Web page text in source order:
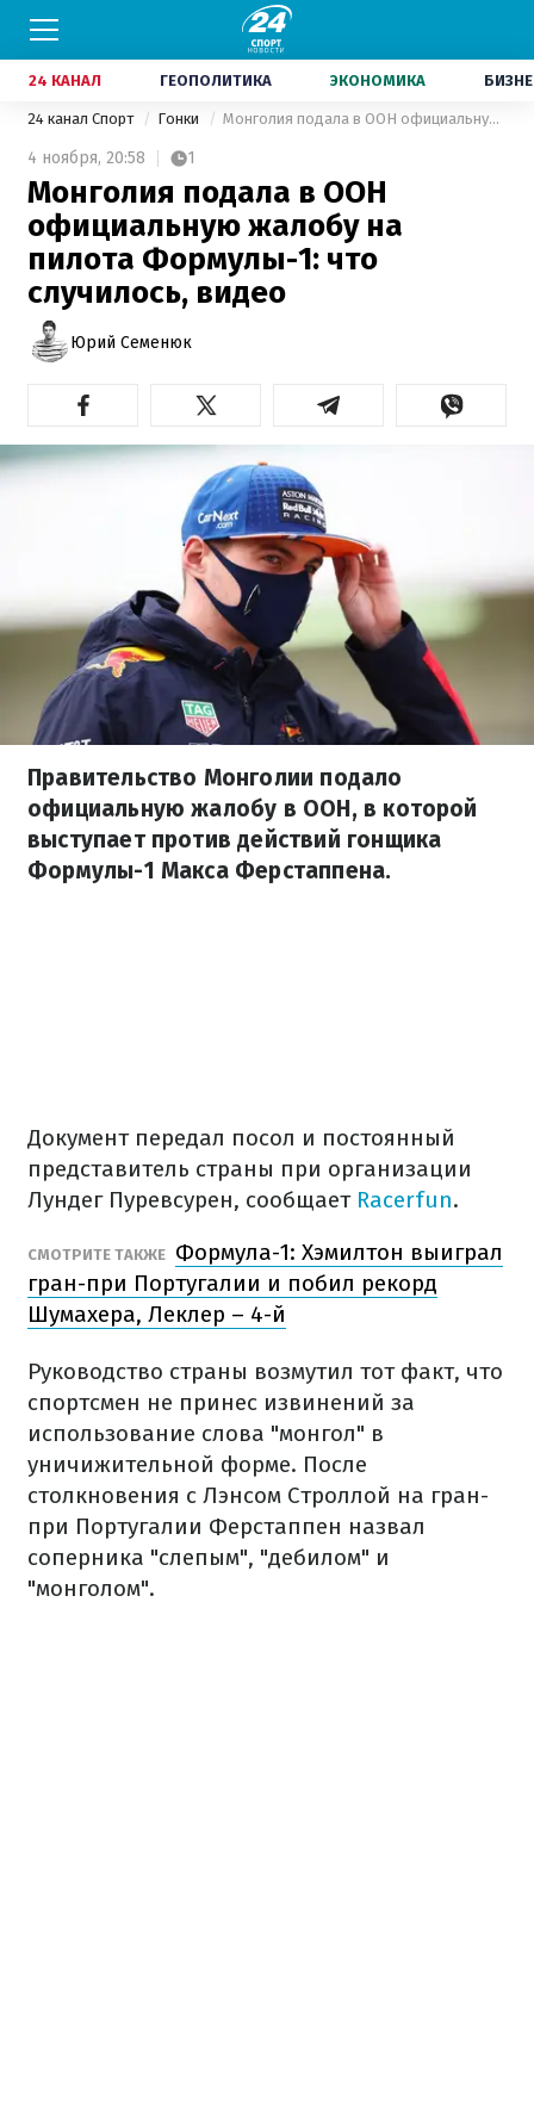
24 КАНАЛ ГЕОПОЛИТИКА ЭКОНОМИКА
24 канал Спорт Гонки Монголия подала в ООН официальную жалобу на пилота Формулы-1: что случилось, видео
4 ноября, 20:58 1
Монголия подала в ООН
официальную жалобу на
пилота Формулы-1: что
случилось, видео
Юрий Семенюк
Правительство Монголии подало
официальную жалобу в ООН, в которой
выступает против действий гонщика
Формулы-1 Макса Ферстаппена.
Документ передал посол и постоянный
представитель страны при организации
Лундег Пуревсурен, сообщает Racerfun.
СМОТРИТЕ ТАКЖЕ Формула-1: Хэмилтон выиграл
гран-при Португалии и побил рекорд
Шумахера, Леклер – 4-й
Руководство страны возмутил тот факт, что
спортсмен не принес извинений за
использование слова "монгол" в
уничижительной форме. После
столкновения с Лэнсом Строллой на гран-
при Португалии Ферстаппен назвал
соперника "слепым", "дебилом" и
"монголом".